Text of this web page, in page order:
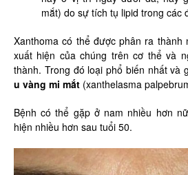
mắt) do sự tích tụ lipid trong các
Xanthoma có thể được phân ra
xuất hiện của chúng trên cơ thể và
thành. Trong đó loại phổ biến nhất và
u vàng mi mắt (xanthelasma
Bệnh có thể gặp ở nam nhiều hơn
hiện nhiều hơn sau tuổi 50.